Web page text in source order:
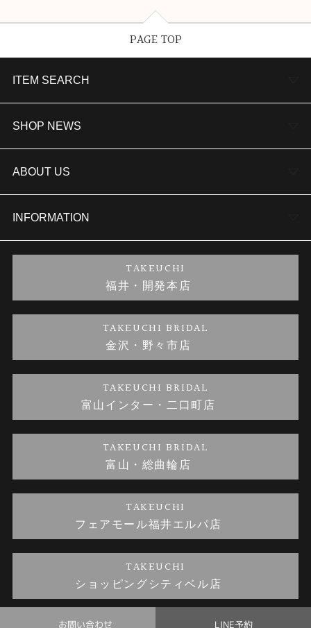
お問い合わせ LINE予約
PAGE TOP
ITEM SEARCH
婚約指輪
結婚指輪
セットリング
婚約ネックレス
金・プラチナのお取引
SHOP NEWS
TAKEUCHI BRIDAL金沢本店情報
商品一覧
ブランドリスト
金澤指輪工房｜手作りペアリング
金澤指輪工房｜手作り結婚指輪 and 婚約指輪
金澤指輪工房｜手作り婚約指輪プロポーズプラン
ABOUT US
会社概要
お客様の声
INFORMATION
プライバシーポリシー
TAKEUCHI
福井・開発本店
TAKEUCHI BRIDAL
金沢・野々市店
TAKEUCHI BRIDAL
富山インター・二口町店
TAKEUCHI BRIDAL
富山・総曲輪店
TAKEUCHI
フェアモール福井エルパ店
TAKEUCHI
ショッピングシティベル店